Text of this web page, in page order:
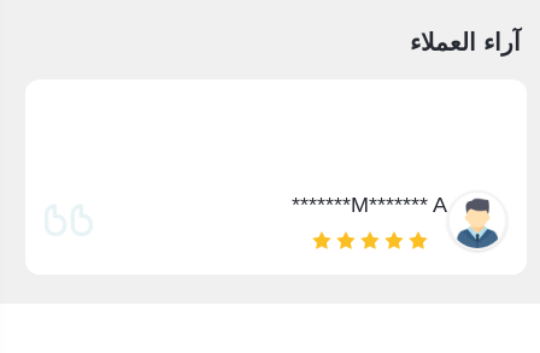
آراء العملاء
M******* A*******